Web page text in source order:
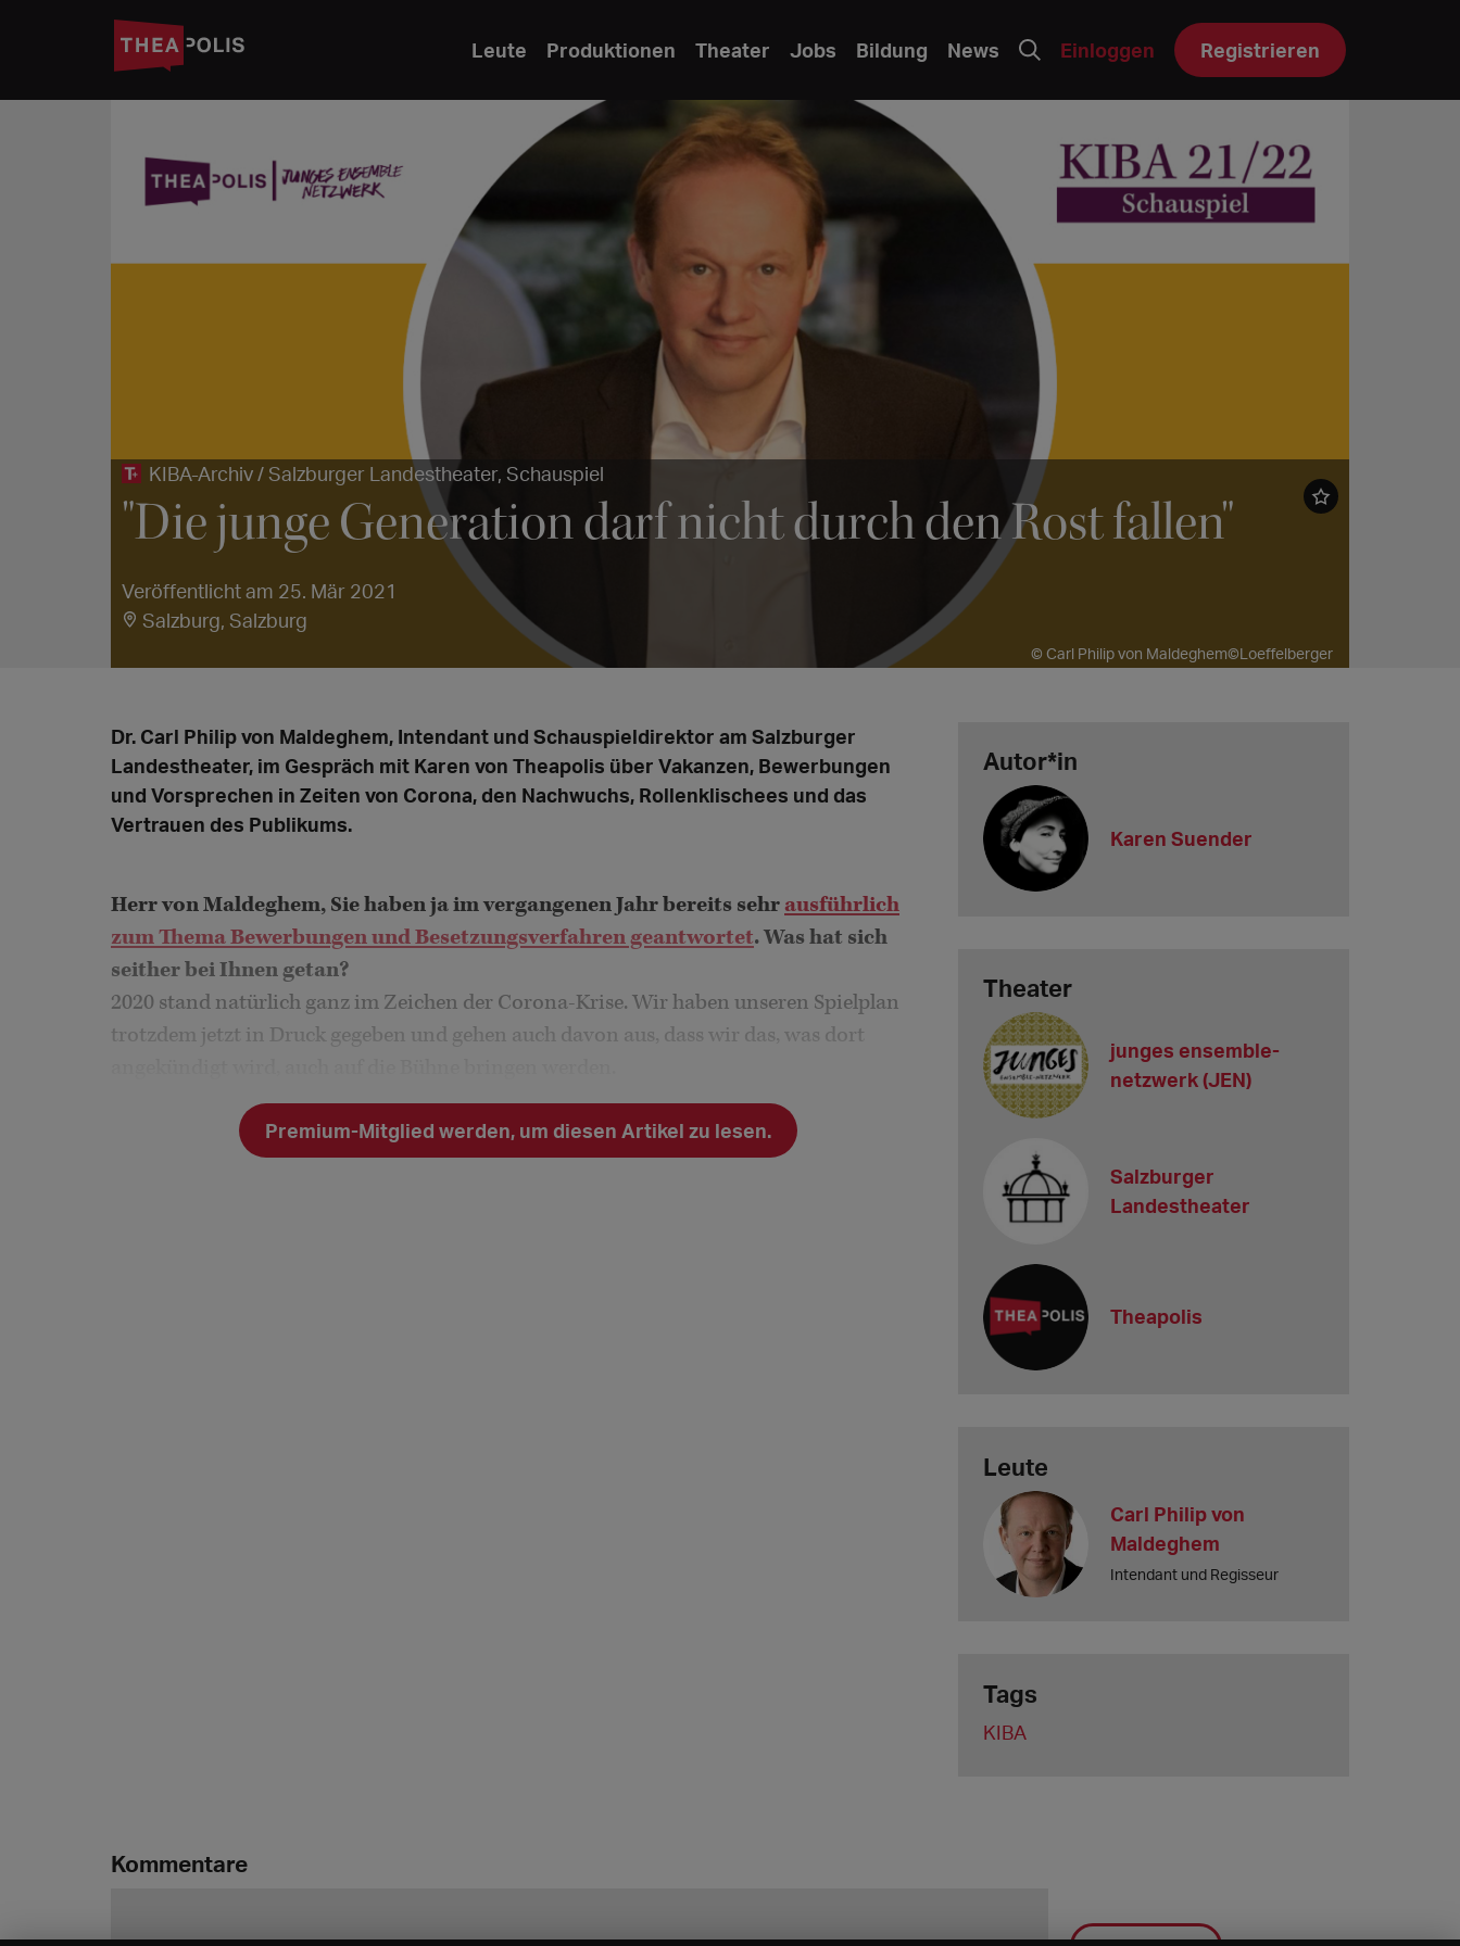
Leute Produktionen Theater Jobs Bildung News Einloggen Registrieren
KIBA-Archiv / Salzburger Landestheater, Schauspiel
"Die junge Generation darf nicht durch den Rost fallen"
Veröffentlicht am 25. Mär 2021
Salzburg, Salzburg
© Carl Philip von Maldeghem©Loeffelberger
Dr. Carl Philip von Maldeghem, Intendant und Schauspieldirektor am Salzburger
Landestheater, im Gespräch mit Karen von Theapolis über Vakanzen, Bewerbungen
und Vorsprechen in Zeiten von Corona, den Nachwuchs, Rollenklischees und das
Vertrauen des Publikums.
Herr von Maldeghem, Sie haben ja im vergangenen Jahr bereits sehr ausführlich
zum Thema Bewerbungen und Besetzungsverfahren geantwortet. Was hat sich
seither bei Ihnen getan?
2020 stand natürlich ganz im Zeichen der Corona-Krise. Wir haben unseren Spielplan
trotzdem jetzt in Druck gegeben und gehen auch davon aus, dass wir das, was dort
Vakanzen gibt Premium-Mitglied werden, um diesen Artikel zu lesen.
Autor*in
Karen Suender
Theater
junges ensemble-
netzwerk (JEN)
Salzburger
Landestheater
Theapolis
Leute
Carl Philip von
Maldeghem
Intendant und Regisseur
Tags
KIBA
Kommentare